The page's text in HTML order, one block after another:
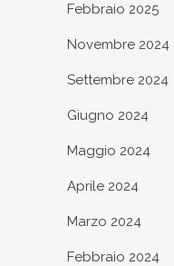
Febbraio 2025
Novembre 2024
Settembre 2024
Giugno 2024
Maggio 2024
Aprile 2024
Marzo 2024
Febbraio 2024